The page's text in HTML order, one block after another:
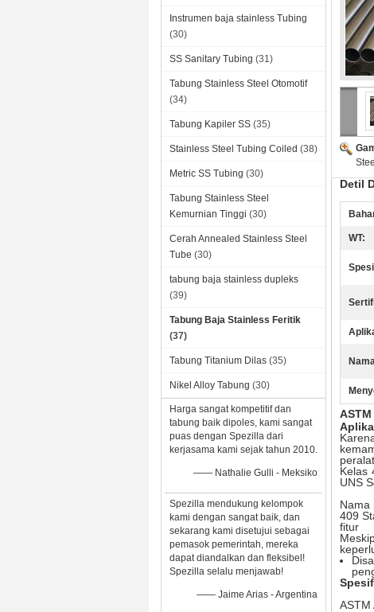
Instrumen baja stainless Tubing
(30)
SS Sanitary Tubing (31)
Tabung Stainless Steel Otomotif
(34)
Tabung Kapiler SS (35)
Stainless Steel Tubing Coiled (38)
Metric SS Tubing (30)
Tabung Stainless Steel
Kemurnian Tinggi (30)
Cerah Annealed Stainless Steel
Tube (30)
tabung baja stainless dupleks
(39)
Tabung Baja Stainless Feritik
(37)
Tabung Titanium Dilas (35)
Nikel Alloy Tabung (30)
Harga sangat kompetitif dan
tabung baik dipoles, kami sangat
puas dengan Spezilla dari
kerjasama kami sejak tahun 2010.
—— Nathalie Gulli - Meksiko
Spezilla mendukung kelompok
kami dengan sangat baik, dan
sekarang kami disetujui sebagai
pemasok pemerintah, mereka
dapat diandalkan dan fleksibel!
Spezilla selalu menjawab!
—— Jaime Arias - Argentina
Detil
WT:
Kelas
UNS
Nama
409
fitur
ASTM